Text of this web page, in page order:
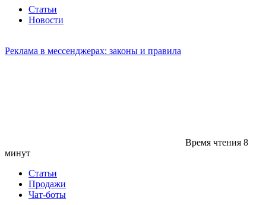
Статьи
Новости
Реклама в мессенджерах: законы и правила
Время чтения 8
минут
Статьи
Продажи
Чат-боты